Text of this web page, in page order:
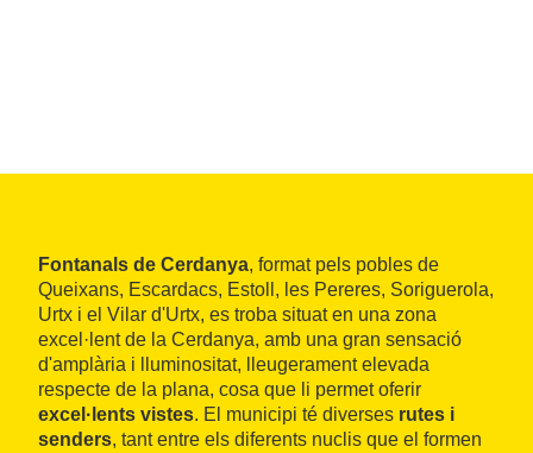
Fontanals de Cerdanya, format pels pobles de
Queixans, Escardacs, Estoll, les Pereres, Soriguerola,
Urtx i el Vilar d'Urtx, es troba situat en una zona
excel·lent de la Cerdanya, amb una gran sensació
d'amplària i lluminositat, lleugerament elevada
respecte de la plana, cosa que li permet oferir
excel·lents vistes. El municipi té diverses rutes i
senders, tant entre els diferents nuclis que el formen